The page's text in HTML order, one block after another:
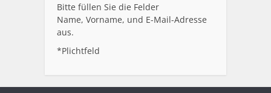
Alternative:
Bitte füllen Sie die Felder
Name, Vorname, und E-Mail-Adresse
aus.
*Plichtfeld